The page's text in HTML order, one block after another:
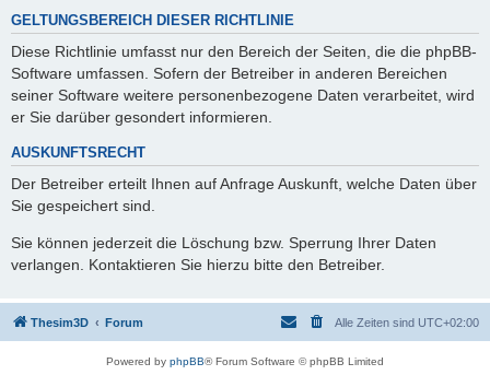
GELTUNGSBEREICH DIESER RICHTLINIE
Diese Richtlinie umfasst nur den Bereich der Seiten, die die phpBB-
Software umfassen. Sofern der Betreiber in anderen Bereichen
seiner Software weitere personenbezogene Daten verarbeitet, wird
er Sie darüber gesondert informieren.
AUSKUNFTSRECHT
Der Betreiber erteilt Ihnen auf Anfrage Auskunft, welche Daten über
Sie gespeichert sind.
Sie können jederzeit die Löschung bzw. Sperrung Ihrer Daten
verlangen. Kontaktieren Sie hierzu bitte den Betreiber.
Thesim3D Forum Alle Zeiten sind UTC+02:00
Powered by phpBB® Forum Software © phpBB Limited